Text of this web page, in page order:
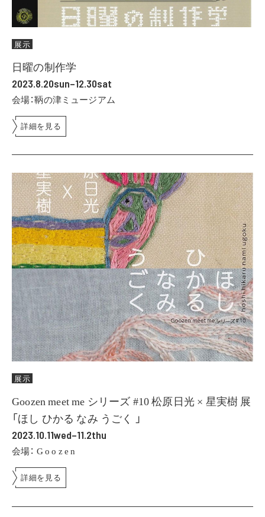
展示
日曜の制作学
2023.8.20sun–12.30sat
会場：鞆の津ミュージアム
詳細を見る
展示
Goozen meet me シリーズ #10 松原日光 × 星実樹 展
「ほし ひかる なみ うごく 」
2023.10.11wed–11.2thu
会場： G o o z e n
詳細を見る